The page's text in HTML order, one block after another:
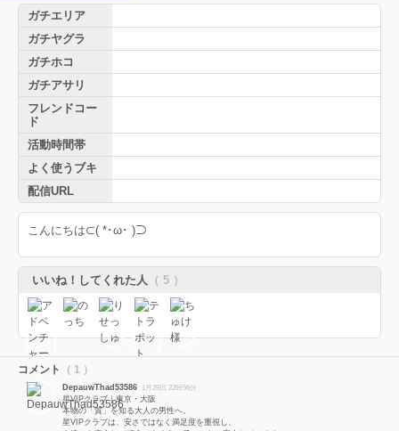
ガチエリア
ガチヤグラ
ガチホコ
ガチアサリ
フレンドコー
ド
活動時間帯
よく使うブキ
配信URL
こんにちは⊂( *･ω･ )⊃
いいね！してくれた人 （ 5 ）
コメント （ 1 ）
DepauwThad53586 1月29日 22時56分
星VIPクラブ｜東京・大阪
本物の「質」を知る大人の男性へ。
星VIPクラブは、安さではなく満足度を重視し、